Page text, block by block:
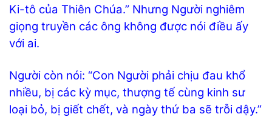
Ki-tô của Thiên Chúa.” Nhưng Người nghiêm
giọng truyền các ông không được nói điều ấy
với ai.
Người còn nói: “Con Người phải chịu đau khổ
nhiều, bị các kỳ mục, thượng tế cùng kinh sư
loại bỏ, bị giết chết, và ngày thứ ba sẽ trỗi dậy.”